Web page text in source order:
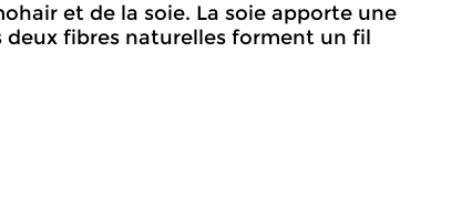
et de la soie. La soie apporte une
deux fibres naturelles forment un fil